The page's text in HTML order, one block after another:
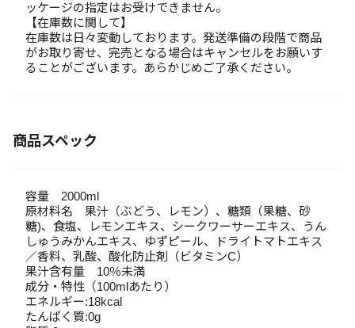
ッケージの指定はお受けできません。
【在庫数に関して】
在庫数は日々変動しております。発送準備の段階で商品
がお取り寄せ、完売となる場合はキャンセルをお願いす
ることがございます。あらかじめご了承ください。
商品スペック
容量 2000ml
原材料名 果汁（ぶどう、レモン）、糖類（果糖、砂
糖)、食塩、レモンエキス、シークワーサーエキス、うん
しゅうみかんエキス、ゆずピール、ドライトマトエキス
／香料、乳酸、酸化防止剤（ビタミンC）
果汁含有量 10％未満
成分・特性（100mlあたり）
エネルギー:18kcal
たんぱく質:0g